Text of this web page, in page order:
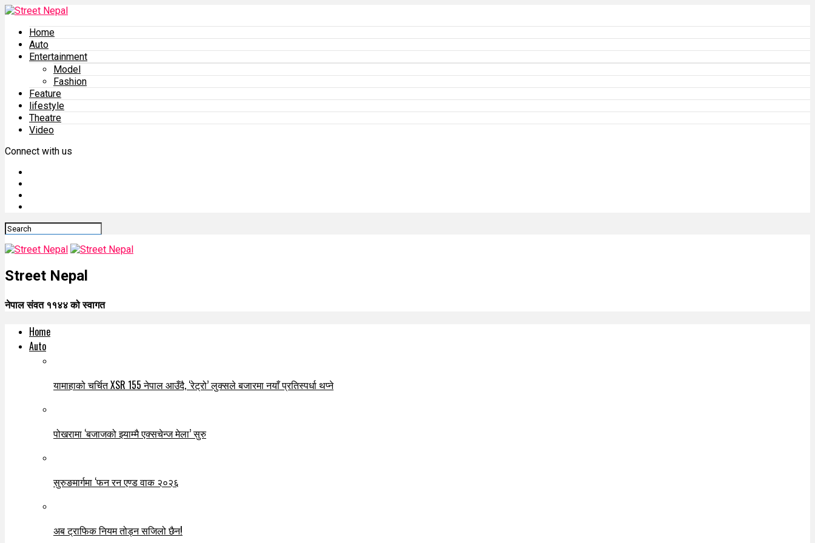
Home
Auto
Entertainment
Model
Fashion
Feature
lifestyle
Theatre
Video
Connect with us
Street Nepal
नेपाल संवत ११४४ को स्वागत
Home
Auto
यामाहाको चर्चित XSR 155 नेपाल आउँदै, ‘रेट्रो’ लुक्सले बजारमा नयाँ प्रतिस्पर्धा थप्ने
पोखरामा ‘बजाजको झ्याम्मै एक्सचेन्ज मेला’ सुरु
सुरुङमार्गमा ‘फन रन एण्ड वाक २०२६
अब ट्राफिक नियम तोड्न सजिलो छैन!